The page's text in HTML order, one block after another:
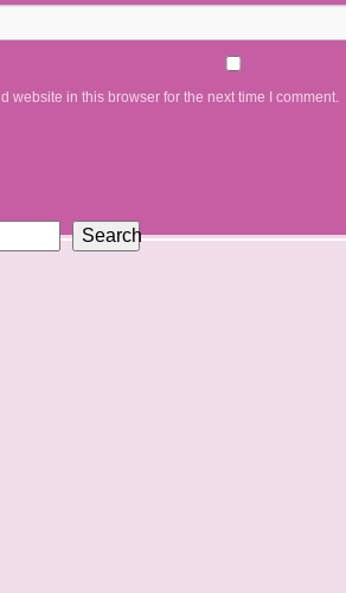
website in this browser for the next time I comment.
Search